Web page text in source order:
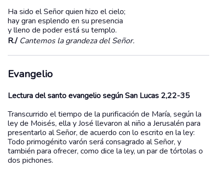
Ha sido el Señor quien hizo el cielo;
hay gran esplendo en su presencia
y lleno de poder está su templo.
R./ Cantemos la grandeza del Señor.
Evangelio
Lectura del santo evangelio según San Lucas 2,22-35
Transcurrido el tiempo de la purificación de María, según la
ley de Moisés, ella y José llevaron al niño a Jerusalén para
presentarlo al Señor, de acuerdo con lo escrito en la ley:
Todo primogénito varón será consagrado al Señor, y
también para ofrecer, como dice la ley, un par de tórtolas o
dos pichones.